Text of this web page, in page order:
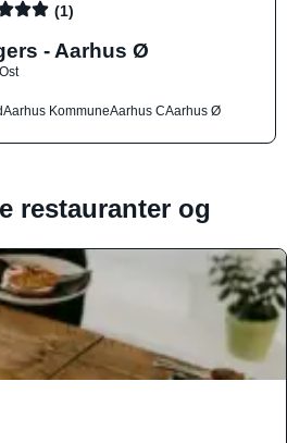
(1)
- Aarhus Ø
Ost
Aarhus KommuneAarhus CAarhus Ø
restauranter og